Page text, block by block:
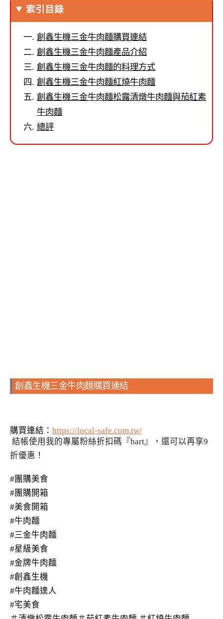
索引目錄
創鑫生機三金牛肉麵購買連結
創鑫生機三金牛肉麵產品介紹
創鑫生機三金牛肉麵的料理方式
創鑫生機三金牛肉麵紅燒牛肉麵
創鑫生機三金牛肉麵松露清燉牛肉麵與茄紅素
牛肉麵
總評
創鑫生機三金牛肉麵購買連結
購買連結： https://local-safe.com.tw/
結帳使用我的專屬粉絲折扣碼『bart』，還可以再享9
折優惠！
#團購美食
#團購開箱
#美食開箱
#牛肉麵
#三金牛肉麵
#星級美食
#金牌牛肉麵
#創鑫生機
#牛肉麵達人
#宅美食